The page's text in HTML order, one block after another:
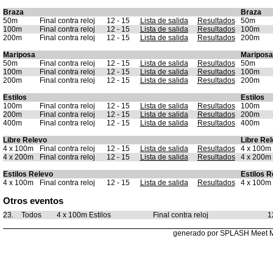
Braza
Braza
50m
Final contra reloj 12 - 15 Lista de salida Resultados
50m
100m
Final contra reloj 12 - 15 Lista de salida Resultados
100m
200m
Final contra reloj 12 - 15 Lista de salida Resultados
200m
Mariposa
Mariposa
50m
Final contra reloj 12 - 15 Lista de salida Resultados
50m
100m
Final contra reloj 12 - 15 Lista de salida Resultados
100m
200m
Final contra reloj 12 - 15 Lista de salida Resultados
200m
Estilos
Estilos
100m
Final contra reloj 12 - 15 Lista de salida Resultados
100m
200m
Final contra reloj 12 - 15 Lista de salida Resultados
200m
400m
Final contra reloj 12 - 15 Lista de salida Resultados
400m
Libre Relevo
Libre
4 x 100m
Final contra reloj 12 - 15 Lista de salida Resultados
4 x 100m
4 x 200m
Final contra reloj 12 - 15 Lista de salida Resultados
4 x 200m
Estilos Relevo
Estilos
4 x 100m
Final contra reloj 12 - 15 Lista de salida Resultados 4 x 100m
Otros eventos
23. Todos 4 x 100m Estilos Final contra reloj
generado por SPLASH Meet